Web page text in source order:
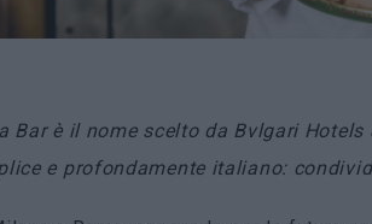
Bar è il nome scelto da Bvlgari
e profondamente italiano: